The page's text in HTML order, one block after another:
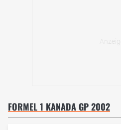
FORMEL 1 KANADA GP 2002